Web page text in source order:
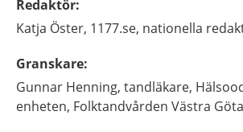
Redaktör:
Katja Öster, 1177.se, nationella
Granskare:
Gunnar Henning, tandläkare,
enheten, Folktandvården Västra